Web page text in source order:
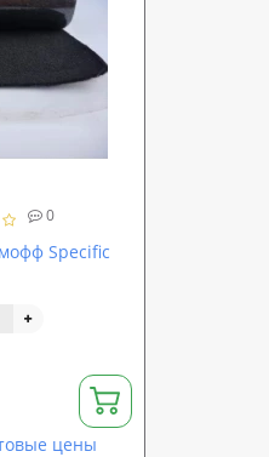
0
Specific
цены